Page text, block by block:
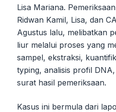
Lisa Mariana.
Ridwan Kamil, Lisa, dan
Agustus lalu, melibatkan
liur melalui proses yang
sampel, ekstraksi,
typing, analisis profil
surat hasil pemeriksaan.
Kasus ini bermula dari